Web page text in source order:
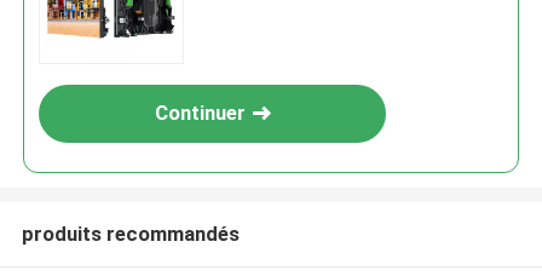
Continuer
produits recommandés